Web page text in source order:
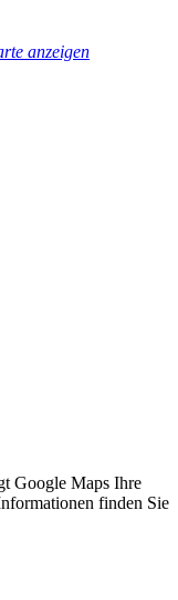
anzeigen
Google Maps Ihre
finden Sie